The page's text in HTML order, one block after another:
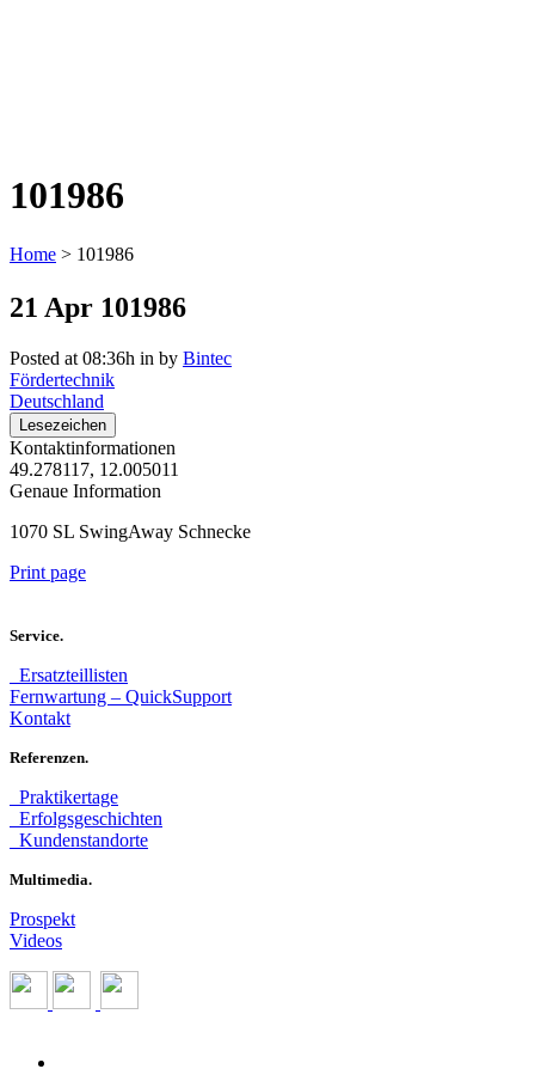
101986
Home > 101986
21 Apr 101986
Posted at 08:36h in by Bintec
Fördertechnik
Deutschland
Lesezeichen
Kontaktinformationen
49.278117, 12.005011
Genaue Information
1070 SL SwingAway Schnecke
Print page
Service.
Ersatzteillisten
Fernwartung – QuickSupport
Kontakt
Referenzen.
Praktikertage
Erfolgsgeschichten
Kundenstandorte
Multimedia.
Prospekt
Videos